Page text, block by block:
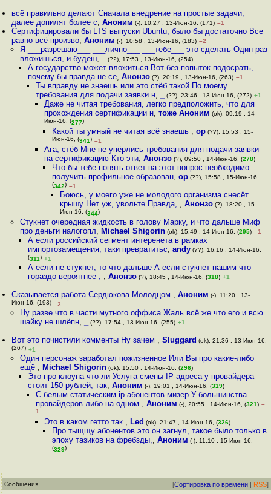
всё правильно делают Сначала внедрение на простые задачи,
далее допилят более с,Аноним (-), 10:27 , 13-Июн-16, (171) –1
Сертифицировали бы LTS выпуски Ubuntu, было бы достаточно Все
равно всё произво,Аноним (-), 10:58 , 13-Июн-16, (183) –2
Я ___разрешаю___ ___лично___ ___тебе___ это сделать Один раз
вложишься, и будеш, (??), 17:53 , 13-Июн-16, (254)
А государство может вложиться Вот без попыток подосрать,
почему бы правда не се, Анонзо(?), 20:19 , 13-Июн-16, (263) –1
Ты вправду не знаешь или это стёб такой По моему
требования для подачи заявки н, (??), 23:46 , 13-Июн-16, (272) +1
Даже не читая требования, легко предположить, что для
прохождения сертификации н, тоже Аноним (ok), 09:19 , 14-
Июн-16, (277)
Какой ты умный не читая всё знаешь , op(??), 15:53 , 15-
Июн-16, (341) –1
Ага, стёб Мне не упёрлись требования для подачи заявки
на сертификацию Кто эти, Анонзо(?), 09:50 , 14-Июн-16, (278)
Что бы тебе понять ответ на этот вопрос необходимо
получить профильное образован, op(??), 15:58 , 15-Июн-16,
(342) –1
Боюсь, у моего уже не молодого организма снесёт
крышу Нет уж, увольте Правда, ,Анонзо (?), 18:20 , 15-
Июн-16, (344)
Стукнет очередная жидкость в голову Марку, и что дальше Миф
про деньги налогопл, Michael Shigorin(ok), 15:49 , 14-Июн-16, (295) –1
А если российский сегмент интеренета в рамках
импортозамещения, таки превратитьс, andy(??), 16:16 , 14-Июн-16,
(311) +1
А если не стукнет, то что дальше А если стукнет нашим что
гораздо вероятнее , , Анонзо(?), 18:45 , 14-Июн-16, (318) +1
Сказывается работа Сердюкова Молодцом ,Аноним (-), 11:20 , 13-
Июн-16, (193) –2
Ну разве что в части мутного оффиса Жаль всё же что его и всю
шайку не шлёпн, (??), 17:54 , 13-Июн-16, (255) +1
Вот это почистили комменты Ну зачем ,Sluggard (ok), 21:36 , 13-Июн-16,
(267) +1
Один персонаж заработал пожизненное Или Вы про какие-либо
ещё , Michael Shigorin(ok), 15:50 , 14-Июн-16, (296)
Это про клоуна что-ли Услуга смены IP адреса у провайдера
стоит 150 рублей, так, Аноним (-), 19:01 , 14-Июн-16, (319)
С белым статическим ip абонентов мизер У большинства
провайдеров либо на одном ,Аноним (-), 20:55 , 14-Июн-16, (321) –
1
Это в каком гетто так , Led (ok), 21:47 , 14-Июн-16, (326)
Про тыщщу абонентов это он загнул, такое было только в
эпоху тазиков на фребзды,, Аноним (-), 11:10 , 15-Июн-16,
(329)
Сообщения [Сортировка по времени | RSS]